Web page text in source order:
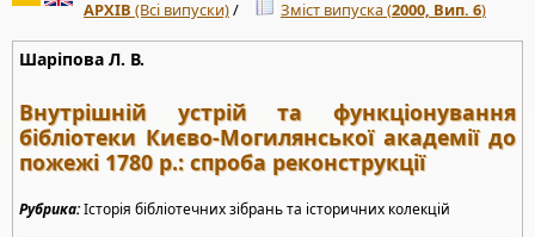
АРХІВ (Всі випуски)/ Зміст випуска (2000, Вип. 6)
Шаріпова Л. В.
Внутрішній устрій та функціонування
бібліотеки Києво-Могилянської академії до
пожежі 1780 р.: спроба реконструкції
Рубрика:Історія бібліотечних зібрань та історичних колекцій